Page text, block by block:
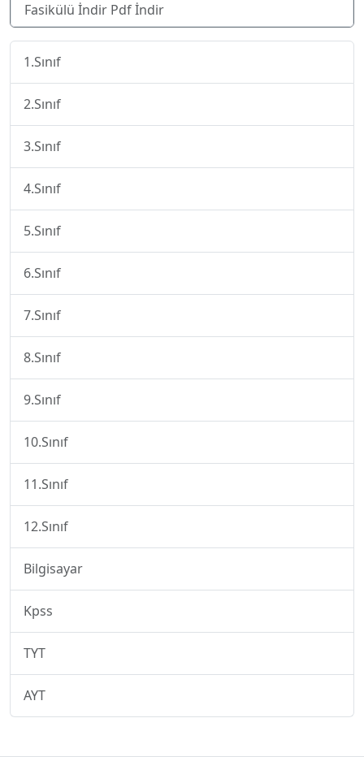
Fasikülü İndir Pdf İndir
1.Sınıf
2.Sınıf
3.Sınıf
4.Sınıf
5.Sınıf
6.Sınıf
7.Sınıf
8.Sınıf
9.Sınıf
10.Sınıf
11.Sınıf
12.Sınıf
Bilgisayar
Kpss
TYT
AYT